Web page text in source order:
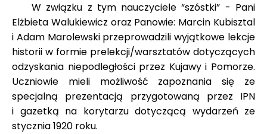
W związku z tym nauczyciele “szóstki” - Pani
Elżbieta Walukiewicz oraz Panowie: Marcin Kubisztal
i Adam Marolewski przeprowadzili wyjątkowe lekcje
historii w formie prelekcji/warsztatów dotyczących
odzyskania niepodległości przez Kujawy i Pomorze.
Uczniowie mieli możliwość zapoznania się ze
specjalną prezentacją przygotowaną przez IPN
i gazetką na korytarzu dotyczącą wydarzeń ze
stycznia 1920 roku.